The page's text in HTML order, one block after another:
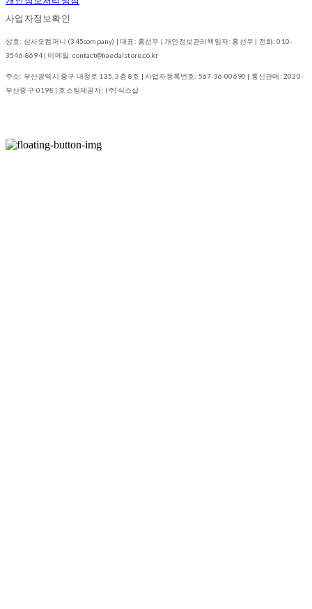
사업자정보확인
상호: 삼사오컴퍼니 (345company) | 대표: 홍선우 | 개인정보관리책임자: 홍선우 | 전화: 010-
3546-8694 | 이메일: contact@haedalstore.co.kr
주소: 부산광역시 중구 대청로 135, 3층 8호 | 사업자등록번호: 567-36-00690 | 통신판매:2020-
부산중구-0198 | 호스팅제공자: (주)식스샵